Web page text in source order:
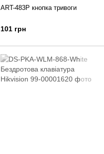
ART-483P кнопка тривоги
101 грн